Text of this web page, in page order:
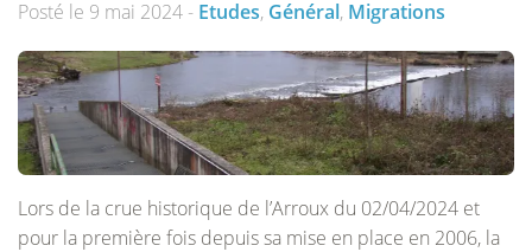
Posté le 9 mai 2024 - Etudes, Général, Migrations
Lors de la crue historique de l’Arroux du 02/04/2024 et
pour la première fois depuis sa mise en place en 2006, la